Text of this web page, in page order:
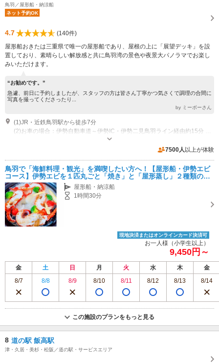
鳥羽／屋形船・納涼船
ネット予約OK
4.7
(140件)
屋形船おきたは三重県で唯一の屋形船であり、屋根の上に「展望デッキ」を設
置しており、素晴らしい解放感と共に鳥羽湾の景色や夜景大パノラマでお楽し
みいただけます。
“お勧めです。”
急遽、前日に予約しましたが、スタッフの方は皆さん丁寧かつ気さくで調理の合間に
写真を撮ってくださったり...
by ミーボーさん
(1)JR・近鉄鳥羽駅から徒歩7分
7500人 以上が体験
鳥羽で「海鮮料理・観光」を満喫したい方へ！【屋形船・伊勢エビ
コース】伊勢エビを１匹丸ごと「焼き」と「屋形蒸し」２種類の調
理法で！
屋形船・納涼船
1時間30分
現地決済またはオンラインカード決済可
お一人様（小学生以上）
9,450円～
金 土 日 月 火 水 木
金
8/7
8/8 8/9 8/10 8/11 8/12 8/13 8/14
この施設のプランをもっと見る
8 道の駅 飯高駅
津・久居・美杉・松阪／道の駅・サービスエリア